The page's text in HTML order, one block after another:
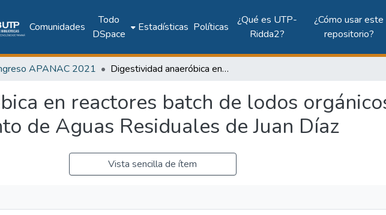
Comunidades
Todo
DSpace
Estadísticas Políticas
¿Qué es UTP-
Ridda2?
¿Cómo usar este
repositorio?
APANAC 2021 Digestividad anaeróbica en reactores batch de lodos orgánicos de la Planta de Tratamiento de Aguas Residuales de Juan Díaz
en reactores batch de lodos
de Aguas Residuales de Juan Díaz
Vista sencilla de ítem